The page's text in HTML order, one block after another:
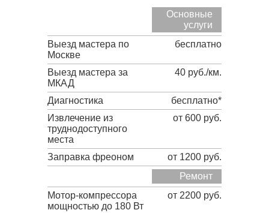
Основные
услуги
Выезд мастера по
Москве
бесплатно
Выезд мастера за
МКАД
40 руб./км.
Диагностика
бесплатно*
Извлечение из
труднодоступного
места
от 600 руб.
Заправка фреоном
от 1200 руб.
Ремонт
Мотор-компрессора
мощностью до 180 Вт
от 2200 руб.